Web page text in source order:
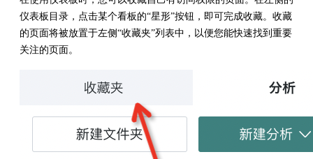
仪表板目录，点击某个看板的“星形”按钮，即可完成收藏。收藏
的页面将被放置于左侧“收藏夹”列表中，以便您能快速找到重要
关注的页面。